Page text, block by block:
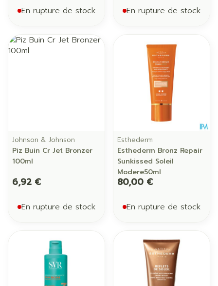
En rupture de stock En rupture de stock
Johnson & Johnson
Piz Buin Cr Jet Bronzer
100ml
6,92 €
En rupture de stock
Esthederm
Esthederm Bronz Repair
Sunkissed Soleil
Modere50ml
80,00 €
En rupture de stock